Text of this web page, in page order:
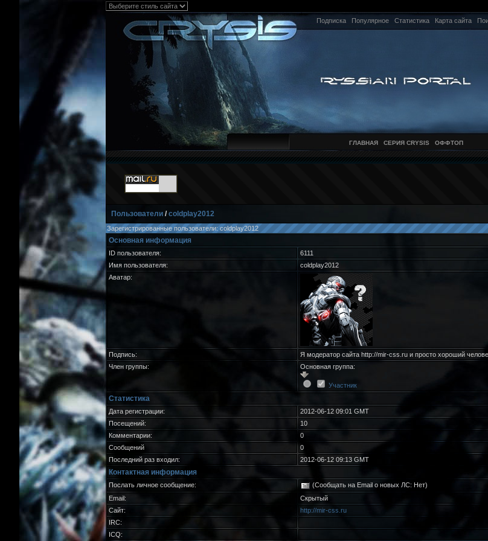
Подписка Популярное Статистика Карта сайта
ГЛАВНАЯ СЕРИЯ CRYSIS ОФФТОП
Пользователи/coldplay2012
Зарегистрированные пользователи: coldplay2012
Основная информация
ID пользователя:
6111
Имя пользователя:
coldplay2012
Аватар:
Подпись:
Я модератор сайта http://mir-css.ru и просто хороший
Член группы:
Основная группа:
Участник
Статистика
Дата регистрации:
2012-06-12 09:01 GMT
Посещений:
10
Комментарии:
0
Сообщений
0
Последний раз входил:
2012-06-12 09:13 GMT
Контактная информация
Послать личное сообщение:
(Сообщать на Email о новых ЛС: Нет)
Email:
Скрытый
Сайт:
http://mir-css.ru
IRC:
ICQ: